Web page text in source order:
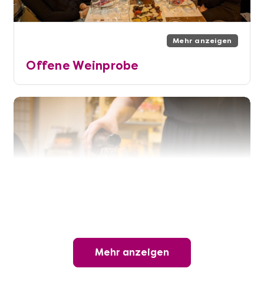
Mehr anzeigen
Offene Weinprobe
Wunderschöner Weinabend
Mehr anzeigen